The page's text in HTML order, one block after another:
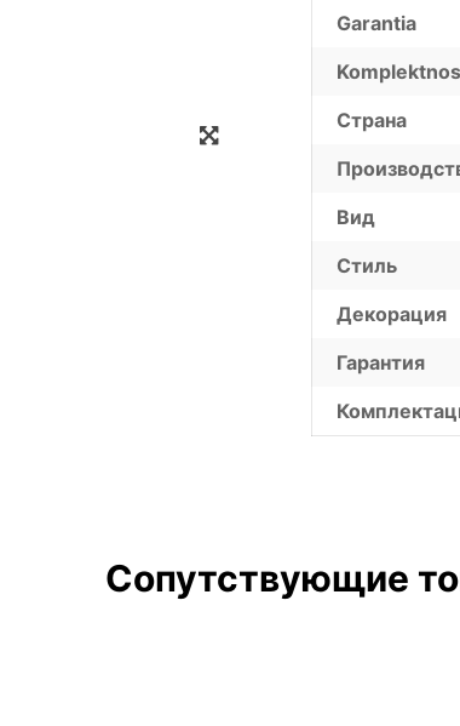
Zoom
Garantia
Страна
Вид
Стиль
Декорация
Гарантия
Сопутствующие